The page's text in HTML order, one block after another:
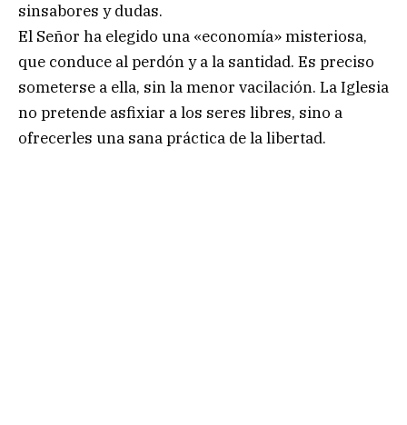
sinsabores y dudas.
El Señor ha elegido una «economía» misteriosa,
que conduce al perdón y a la santidad. Es preciso
someterse a ella, sin la menor vacilación. La Iglesia
no pretende asfixiar a los seres libres, sino a
ofrecerles una sana práctica de la libertad.